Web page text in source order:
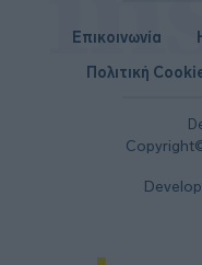
Επικοινωνία
Πολιτική